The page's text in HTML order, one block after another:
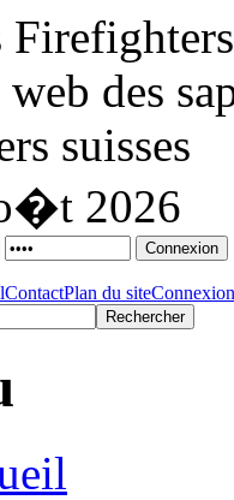
2026
ContactPlan du siteConnexion